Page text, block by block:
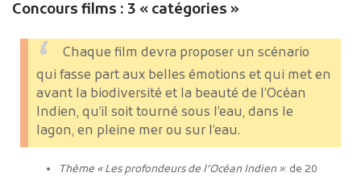
Concours films : 3 « catégories »
Chaque film devra proposer un scénario
qui fasse part aux belles émotions et qui met en
avant la biodiversité et la beauté de l’Océan
Indien, qu’il soit tourné sous l’eau, dans le
lagon, en pleine mer ou sur l’eau.
Thème « Les profondeurs de l’Océan Indien »: de 20